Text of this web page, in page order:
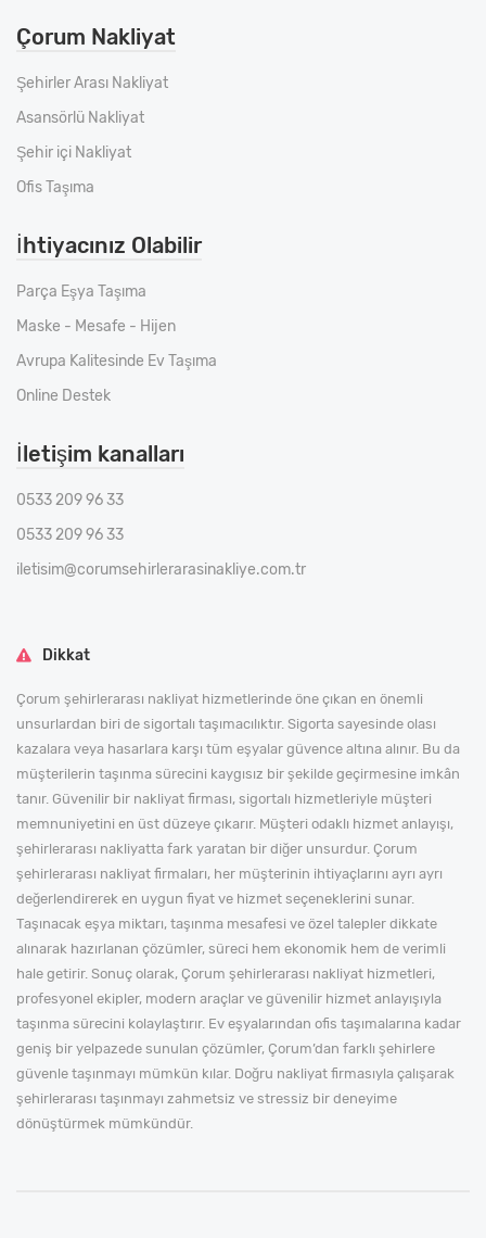
Çorum Nakliyat
Şehirler Arası Nakliyat
Asansörlü Nakliyat
Şehir içi Nakliyat
Ofis Taşıma
İhtiyacınız Olabilir
Parça Eşya Taşıma
Maske - Mesafe - Hijen
Avrupa Kalitesinde Ev Taşıma
Online Destek
İletişim kanalları
0533 209 96 33
0533 209 96 33
iletisim@corumsehirlerarasinakliye.com.tr
Dikkat
Çorum şehirlerarası nakliyat hizmetlerinde öne çıkan en önemli
unsurlardan biri de sigortalı taşımacılıktır. Sigorta sayesinde olası
kazalara veya hasarlara karşı tüm eşyalar güvence altına alınır. Bu da
müşterilerin taşınma sürecini kaygısız bir şekilde geçirmesine imkân
tanır. Güvenilir bir nakliyat firması, sigortalı hizmetleriyle müşteri
memnuniyetini en üst düzeye çıkarır. Müşteri odaklı hizmet anlayışı,
şehirlerarası nakliyatta fark yaratan bir diğer unsurdur. Çorum
şehirlerarası nakliyat firmaları, her müşterinin ihtiyaçlarını ayrı ayrı
değerlendirerek en uygun fiyat ve hizmet seçeneklerini sunar.
Taşınacak eşya miktarı, taşınma mesafesi ve özel talepler dikkate
alınarak hazırlanan çözümler, süreci hem ekonomik hem de verimli
hale getirir. Sonuç olarak, Çorum şehirlerarası nakliyat hizmetleri,
profesyonel ekipler, modern araçlar ve güvenilir hizmet anlayışıyla
taşınma sürecini kolaylaştırır. Ev eşyalarından ofis taşımalarına kadar
geniş bir yelpazede sunulan çözümler, Çorum’dan farklı şehirlere
güvenle taşınmayı mümkün kılar. Doğru nakliyat firmasıyla çalışarak
şehirlerarası taşınmayı zahmetsiz ve stressiz bir deneyime
dönüştürmek mümkündür.